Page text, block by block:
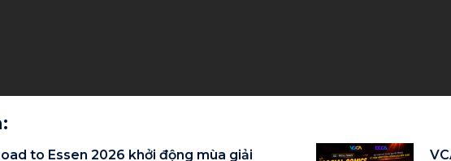
to Essen 2026 khởi động mùa giải